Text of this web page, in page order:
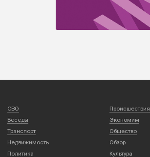
СВО
Происшествия
Беседы
Экономим
Транспорт
Общество
Недвижимость
Обзор
Политика
Культура